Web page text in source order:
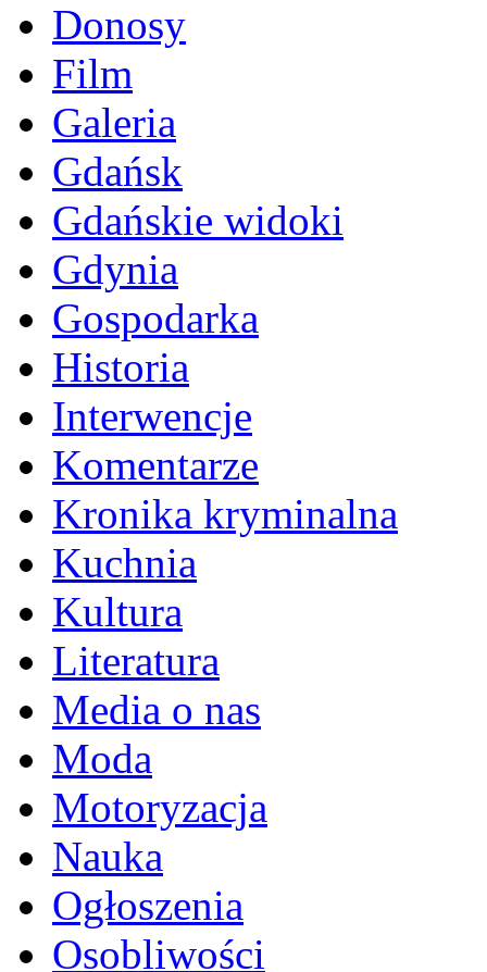
Donosy
Film
Galeria
Gdańsk
Gdańskie widoki
Gdynia
Gospodarka
Historia
Interwencje
Komentarze
Kronika kryminalna
Kuchnia
Kultura
Literatura
Media o nas
Moda
Motoryzacja
Nauka
Ogłoszenia
Osobliwości